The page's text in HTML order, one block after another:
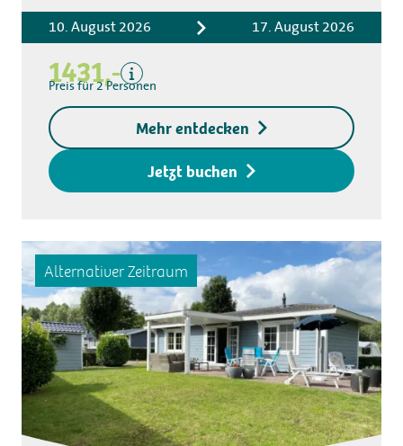
10. August 2026 17. August 2026
1431,-
Kurtaxe
Küchentuchpaket
Exklusive
Kaution für den
Preis für 2 Personen
Mehr entdecken
Jetzt buchen
Alternativer Zeitraum